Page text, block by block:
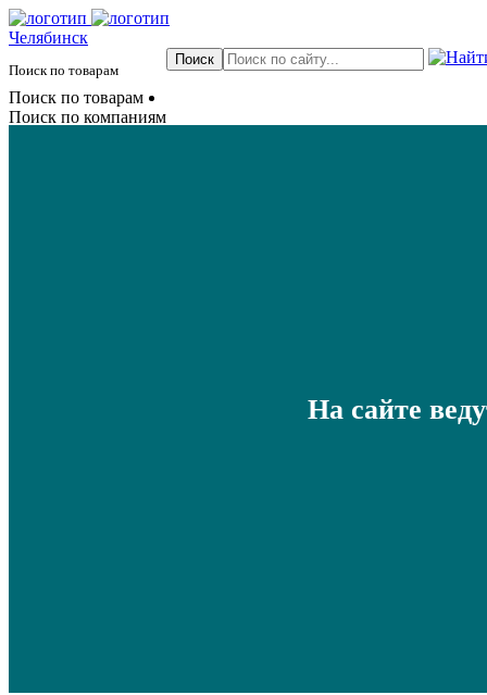
Челябинск
Поиск по товарам
Поиск по товарам
Поиск по компаниям
На сайте